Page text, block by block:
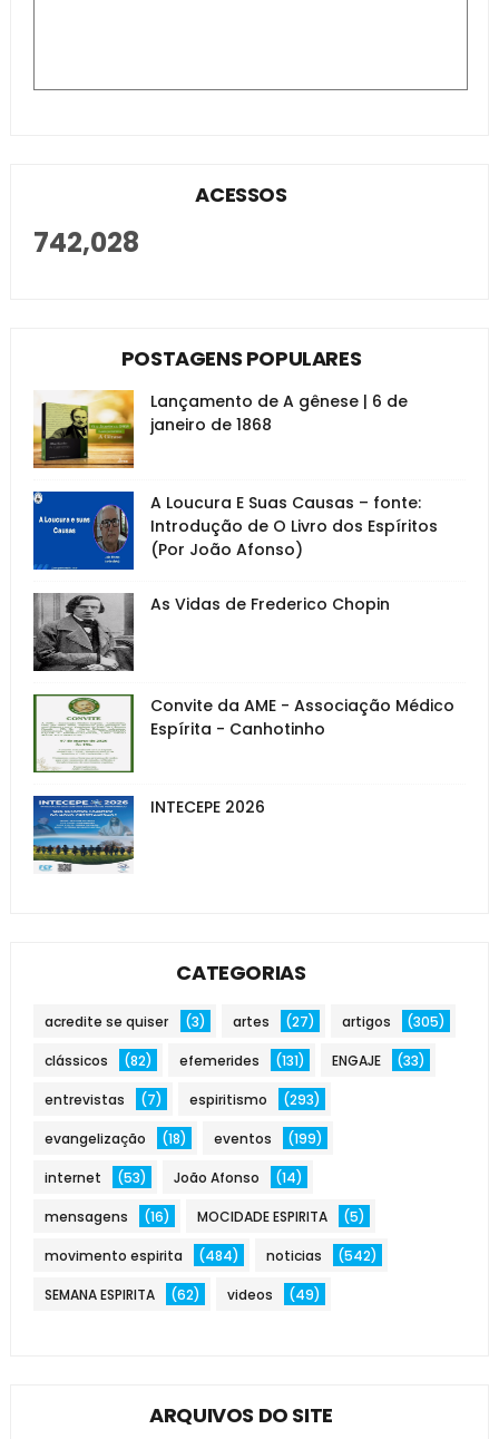
ACESSOS
742,028
POSTAGENS POPULARES
Lançamento de A gênese | 6 de
janeiro de 1868
A Loucura E Suas Causas – fonte:
Introdução de O Livro dos Espíritos
(Por João Afonso)
As Vidas de Frederico Chopin
Convite da AME - Associação Médico
Espírita - Canhotinho
INTECEPE 2026
CATEGORIAS
acredite se quiser (3) artes (27) artigos (305)
clássicos (82) efemerides (131) ENGAJE (33)
entrevistas (7) espiritismo (293)
evangelização (18) eventos (199)
internet (53) João Afonso (14)
mensagens (16) MOCIDADE ESPIRITA (5)
movimento espirita (484) noticias (542)
SEMANA ESPIRITA (62) videos (49)
ARQUIVOS DO SITE